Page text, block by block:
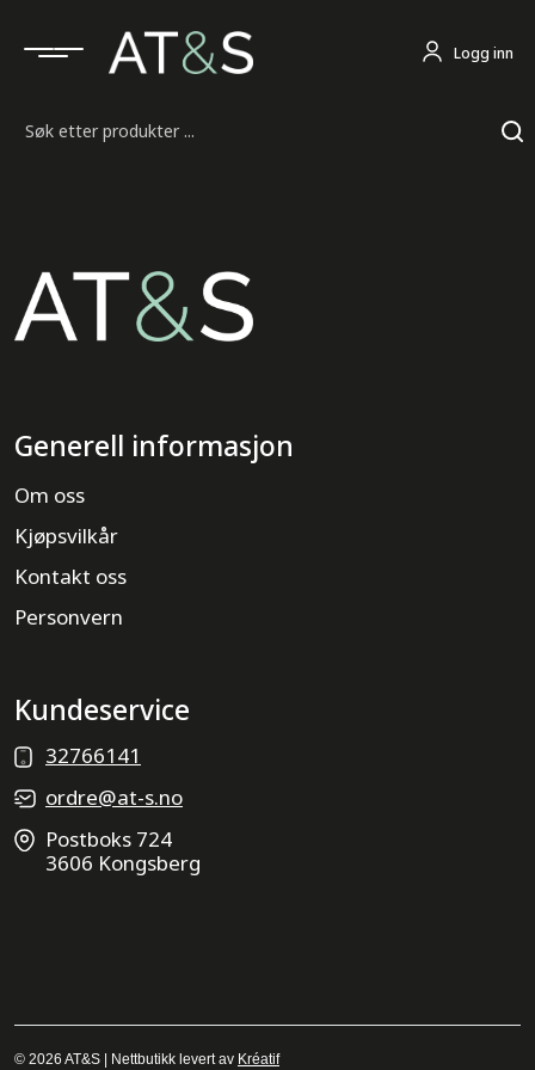
Logg inn
Generell informasjon
Om oss
Kjøpsvilkår
Kontakt oss
Personvern
Kundeservice
32766141
ordre@at-s.no
Postboks 724
3606 Kongsberg
© 2026 AT&S | Nettbutikk levert av Kréatif